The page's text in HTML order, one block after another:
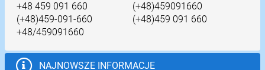
+48 459 091 660
(+48)459091660
(+48)459-091-660
(+48)459 091 660
+48/459091660
NAJNOWSZE INFORMACJE